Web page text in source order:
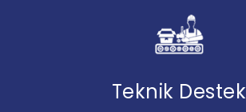
Teknik Destek